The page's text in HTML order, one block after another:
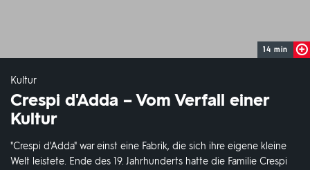
14 min
Kultur
Crespi d'Adda – Vom Verfall einer
Kultur
"Crespi d'Adda" war einst eine Fabrik, die sich ihre eigene kleine
Welt leistete. Ende des 19. Jahrhunderts hatte die Familie Crespi